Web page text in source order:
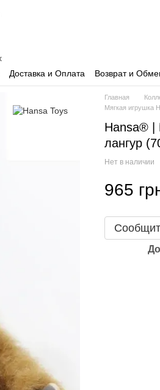
Доставка и Оплата Возврат и
Главная
Мягкая игрушка
Hansa® |
лангур
Нет в наличии
965